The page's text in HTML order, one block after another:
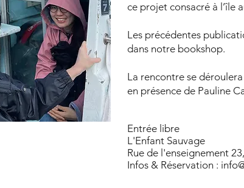
ce projet consacré à l’île
Les précédentes
dans notre bookshop.
La rencontre se
en présence de Pauline
Entrée libre
L'Enfant Sauvage
Rue de l'enseignement
Infos & Réservation :